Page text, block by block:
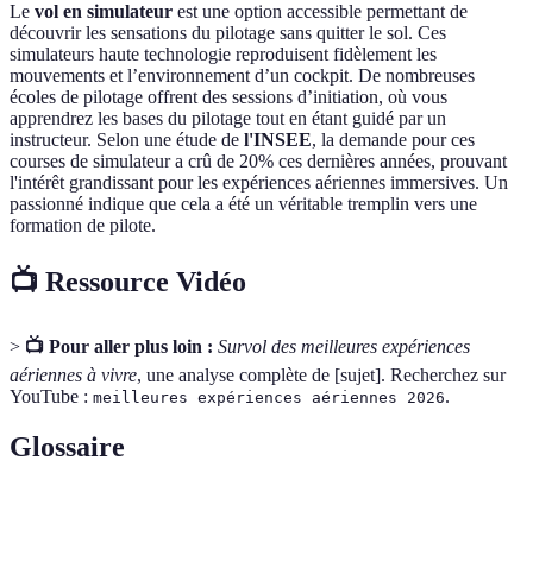
Le vol en simulateur est une option accessible permettant de
découvrir les sensations du pilotage sans quitter le sol. Ces
simulateurs haute technologie reproduisent fidèlement les
mouvements et l’environnement d’un cockpit. De nombreuses
écoles de pilotage offrent des sessions d’initiation, où vous
apprendrez les bases du pilotage tout en étant guidé par un
instructeur. Selon une étude de l'INSEE, la demande pour ces
courses de simulateur a crû de 20% ces dernières années, prouvant
l'intérêt grandissant pour les expériences aériennes immersives. Un
passionné indique que cela a été un véritable tremplin vers une
formation de pilote.
📺 Ressource Vidéo
> 📺 Pour aller plus loin : Survol des meilleures expériences
aériennes à vivre, une analyse complète de [sujet]. Recherchez sur
YouTube : meilleures expériences aériennes 2026.
Glossaire